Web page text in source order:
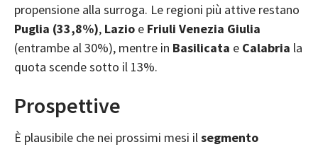
propensione alla surroga. Le regioni più attive restano
Puglia (33,8%), Lazio e Friuli Venezia Giulia
(entrambe al 30%), mentre in Basilicata e Calabria la
quota scende sotto il 13%.
Prospettive
È plausibile che nei prossimi mesi ilsegmento